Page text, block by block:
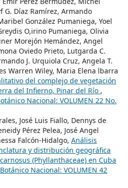
G. Díaz Ramírez, Armando
González Pumaniega, Yoel
O,irino Pumaniega, Olivia
Morejón Hemández, Angel
Oviedo Prieto, Lutgarda C.
J. Urquiola Cruz, Angela T.
Warren Wiley, Maria Elena lbarra
del complejo de vegetación
del Infierno, Pinar del Río ,
Nacional: VOLUMEN 22 No.
José Luis Fiallo, Dennys de
Pérez Pelea, José Angel
Falcón-Hidalgo, Análisis
y distribución geográfica
(Phyllanthaceae) en Cuba
Nacional: VOLUMEN 42